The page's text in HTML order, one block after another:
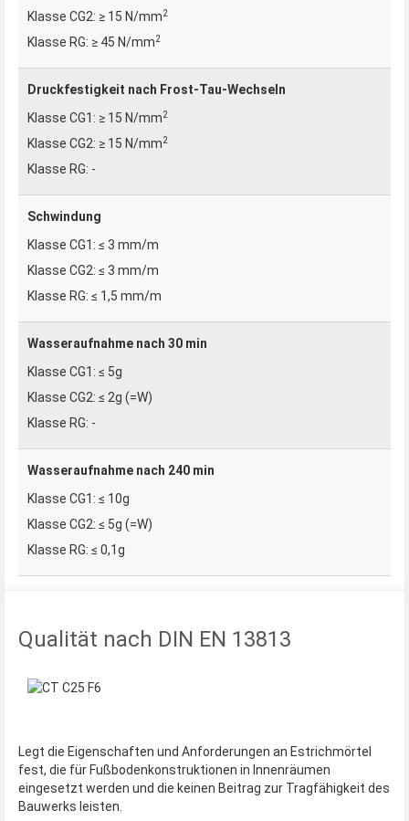
≥ 15 N/mm2
≥ 45 N/mm2
Druckfestigkeit nach Frost-Tau-Wechseln
≥ 15 N/mm2
≥ 15 N/mm2
-
Schwindung
≤ 3 mm/m
≤ 3 mm/m
≤ 1,5 mm/m
Wasseraufnahme nach 30 min
≤ 5g
≤ 2g (=W)
-
Wasseraufnahme nach 240 min
≤ 10g
≤ 5g (=W)
≤ 0,1g
Qualität nach DIN EN 13813
Legt die Eigenschaften und Anforderungen an Estrichmörtel
fest, die für Fußbodenkonstruktionen in Innenräumen
eingesetzt werden und die keinen Beitrag zur Tragfähigkeit des
Bauwerks leisten.